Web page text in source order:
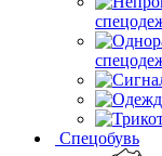
Спецобувь